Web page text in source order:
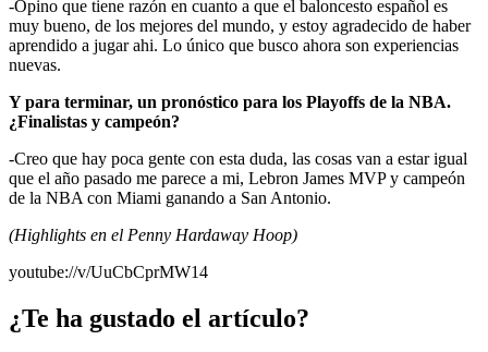
-Opino que tiene razón en cuanto a que el baloncesto español es
muy bueno, de los mejores del mundo, y estoy agradecido de haber
aprendido a jugar ahi. Lo único que busco ahora son experiencias
nuevas.
Y para terminar, un pronóstico para los Playoffs de la NBA.
¿Finalistas y campeón?
-Creo que hay poca gente con esta duda, las cosas van a estar igual
que el año pasado me parece a mi, Lebron James MVP y campeón
de la NBA con Miami ganando a San Antonio.
(Highlights en el Penny Hardaway Hoop)
youtube://v/UuCbCprMW14
¿Te ha gustado el artículo?